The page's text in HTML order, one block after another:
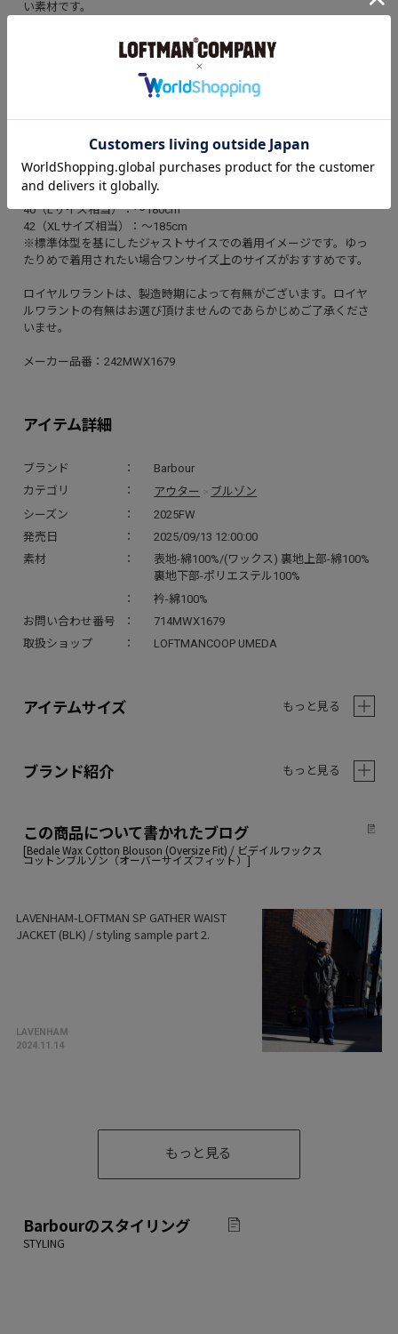
アイテム詳細
ブランド
Barbour
カテゴリ
アウター > ブルゾン
シーズン
2025FW
発売日
2025/09/13 12:00:00
素材
表地-綿100%/(ワックス) 裏地上部-綿100%
裏地下部-ポリエステル100%
衿-綿100%
お問い合わせ番号
714MWX1679
取扱ショップ
LOFTMANCOOP UMEDA
い素材です。
※商品の特性上、まれにワックスのムラや畳みジワが目立つ場合が
ございますが不良ではございません。予めご了承くださいませ。
（ムラが気になる場合は、ドライヤー等で離れた位置から温風を当
てワックスを馴染ませてご使用くださいませ。）
32（XXSサイズ相当）：～160cm
34（XSサイズ相当）：～165cm
36（Sサイズ相当）：～170cm
38（Mサイズ相当）：～175cm
40（Lサイズ相当）：～180cm
42（XLサイズ相当）：～185cm
※標準体型を基にしたジャストサイスでの着用イメージです。ゆっ
たりめで着用されたい場合ワンサイズ上のサイズがおすすめです。
ロイヤルワラントは、製造時期によって有無がございます。ロイヤ
ルワラントの有無はお選び頂けませんのであらかじめご了承くださ
いませ。
メーカー品番：242MWX1679
アイテムサイズ もっと見る
ブランド紹介 もっと見る
この商品について書かれたブログ
LAVENHAM-LOFTMAN SP GATHER WAIST
JACKET (BLK) / styling sample part 2.
LAVENHAM
2024.11.14
もっと見る
Barbourのスタイリング